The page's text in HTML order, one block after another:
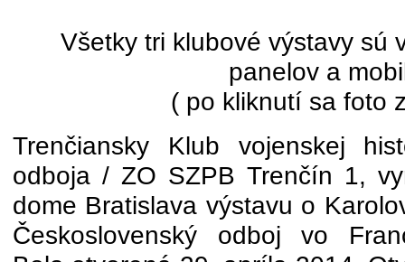
Všetky tri klubové výstavy sú
panelov a
( po kliknutí sa foto
Trenčiansky Klub vojenskej
odboja / ZO SZPB Trenčín 1,
dome Bratislava výstavu o
Československý odboj vo